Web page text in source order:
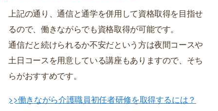
上記の通り、通信と通学を併用して資格取得を目指せ
るので、働きながらでも資格取得が可能です。
通信だと続けられるか不安だという方は夜間コースや
土日コースを用意している講座もありますので、そち
らがおすすめです。
>>働きながら介護職員初任者研修を取得するには？